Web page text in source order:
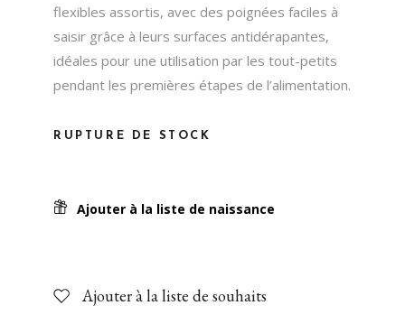
flexibles assortis, avec des poignées faciles à
saisir grâce à leurs surfaces antidérapantes,
idéales pour une utilisation par les tout-petits
pendant les premières étapes de l’alimentation.
RUPTURE DE STOCK
Ajouter à la liste de naissance
Ajouter à la liste de souhaits